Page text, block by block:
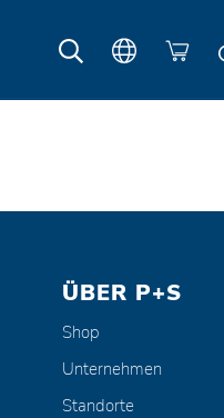
ÜBER P+S
Shop
Unternehmen
Standorte